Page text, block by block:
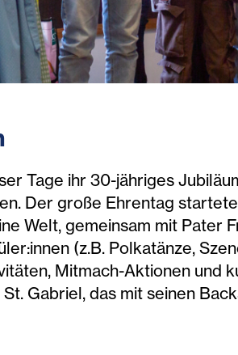
Tage ihr 30-jähriges
Der große Ehrentag
Welt, gemeinsam mit Pater
(z.B. Polkatänze,
Mitmach-Aktionen und
Gabriel, das mit seinen